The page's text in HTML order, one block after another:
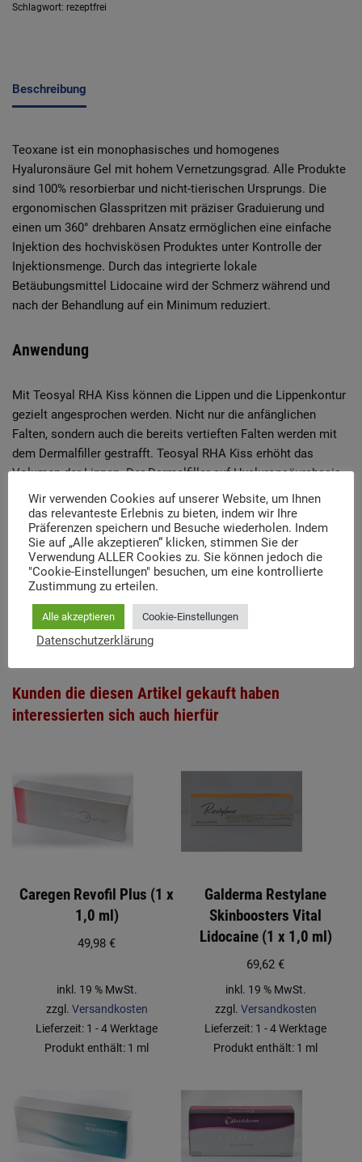
Schlagwort: rezeptfrei
Beschreibung
Teoxane ist ein monophasisches und homogenes
Hyaluronsäure Gel mit hohem Vernetzungsgrad. Alle Produkte
sind 100% resorbierbar und nicht-tierischen Ursprungs. Die
ergonomischen Glasspritzen mit präziser Graduierung und
einen um 360° drehbaren Ansatz ermöglichen eine einfache
Injektion des hochviskösen Produktes unter Kontrolle der
Injektionsmenge. Durch das integrierte lokale
Betäubungsmittel Lidocaine wird der Schmerz während und
nach der Behandlung auf ein Minimum reduziert.
Anwendung
Mit Teosyal RHA Kiss können die Lippen und die Lippenkontur
gezielt angesprochen werden. Nicht nur die anfänglichen
Falten, sondern auch die bereits vertieften Falten werden mit
dem Dermalfiller gestrafft. Teosyal RHA Kiss erhöht das
Volumen der Lippen. Der Dermalfiller auf Hyaluronsäurebasis
spendet Feuchtigkeit und erhöht deutlich die Prallheit der
Lippen. Auch die Umformung der Lippenkontur ist möglich.
Nach der Behandlung bleibt die natürliche Beweglichkeit des
Mundes und des gesamten Mundbereichs erhalten.
Anwendungsgebiet(e)
Lippen, Mundwinkelbereich, Volumenaufbau, Modellierung
Kunden die diesen Artikel gekauft haben
interessierten sich auch hierfür
Caregen Revofil Plus (1 x
1,0 ml)
49,98 €
inkl. 19 % MwSt.
zzgl. Versandkosten
Lieferzeit: 1 - 4 Werktage
Produkt enthält: 1 ml
Galderma Restylane
Skinboosters Vital
Lidocaine (1 x 1,0 ml)
69,62 €
inkl. 19 % MwSt.
zzgl. Versandkosten
Lieferzeit: 1 - 4 Werktage
Produkt enthält: 1 ml
Wir verwenden Cookies auf unserer Website, um Ihnen
das relevanteste Erlebnis zu bieten, indem wir Ihre
Präferenzen speichern und Besuche wiederholen. Indem
Sie auf „Alle akzeptieren“ klicken, stimmen Sie der
Verwendung ALLER Cookies zu. Sie können jedoch die
"Cookie-Einstellungen" besuchen, um eine kontrollierte
Zustimmung zu erteilen.
Alle akzeptieren Cookie-Einstellungen
Datenschutzerklärung